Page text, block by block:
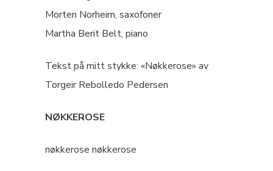
Morten Norheim, saxofoner
Martha Berit Belt, piano
Tekst på mitt stykke: «Nøkkerose» av
Torgeir Rebolledo Pedersen
NØKKEROSE
nøkkerose nøkkerose